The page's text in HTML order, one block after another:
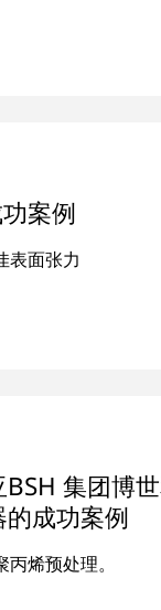
案例
表面张力
集团博
成功案例
烯预处理。